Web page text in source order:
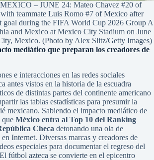
– JUNE 24: Mateo Chavez #20 of
teammate Luis Romo #7 of Mexico after
goal during the FIFA World Cup 2026 Group A
and Mexico at Mexico City Stadium on June
Mexico. (Photo by Alex Slitz/Getty Images)
mediático que preparan los creadores de
e interacciones en las redes sociales
antes vistos en la historia de la escuadra
de distintas partes del continente americano
las tablas estadísticas para presumir la
mexicano. Sabiendo el impacto mediático de
que México entra al Top 10 del Ranking
Checa detonando una ola de
Internet. Diversas marcas y creadores de
especiales para documentar el regreso del
fútbol azteca se convierte en el epicentro